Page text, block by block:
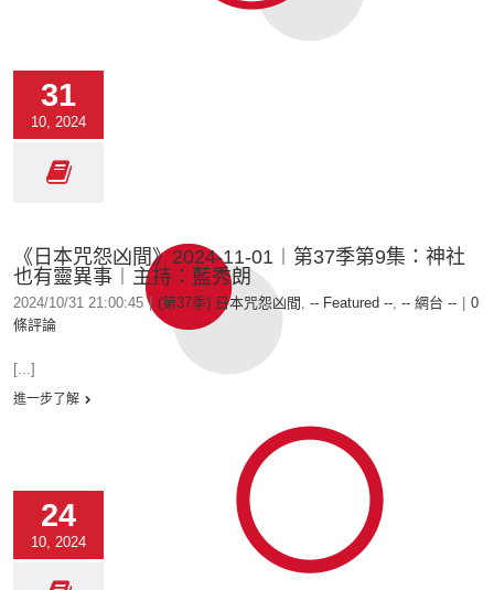
31
10, 2024
《日本咒怨凶間》2024-11-01︱第37季第9集：神社
也有靈異事︱主持：藍秀朗
2024/10/31 21:00:45 | (第37季) 日本咒怨凶間 , -- Featured --, -- 網台 --
0
條評論
[...]
進一步了解
24
10, 2024